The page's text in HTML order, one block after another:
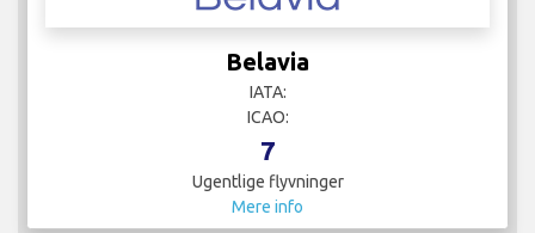
Belavia
IATA:
ICAO:
7
Ugentlige flyvninger
Mere info